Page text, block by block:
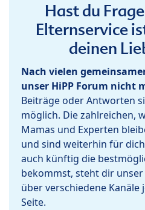
Hast du
Elternservice
deinen
Nach vielen
unser HiPP Forum nicht
Beiträge oder Antworten
möglich. Die zahlreichen,
Mamas und Experten
und sind weiterhin für
auch künftig die
bekommst, steht dir unser
über verschiedene
Seite.